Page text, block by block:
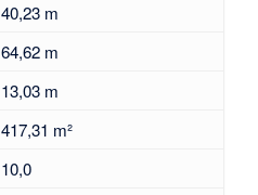
40,23 m
64,62 m
13,03 m
417,31 m²
10,0